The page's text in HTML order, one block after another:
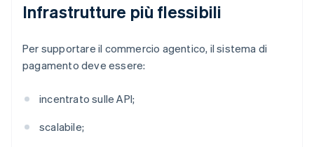
Infrastrutture più flessibili
Per supportare il commercio agentico, il sistema di
pagamento deve essere:
incentrato sulle API;
scalabile;